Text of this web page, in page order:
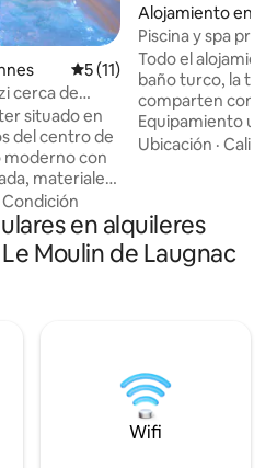
Calificación promedio: 5 de
5 (11)
cerca de
situado en
del centro de
moderno con
materiales
Disfrute de
un
una
como de un
Ideal
Condición
Alojamiento en
Piscina y spa
frente Sky House
Todo el
baño turco, la
comparten con
Equipamiento
año: Gran Spa
de mayo hasta
precio indicado
como el
Ubicación ·
en alquileres
Moulin de Laugnac
Wifi